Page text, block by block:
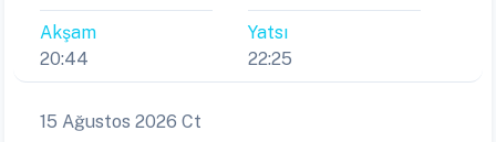
Akşam
20:44
Yatsı
22:25
15 Ağustos 2026 Ct